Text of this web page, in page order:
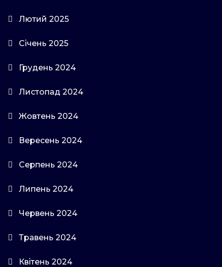
Лютий 2025
Січень 2025
Грудень 2024
Листопад 2024
Жовтень 2024
Вересень 2024
Серпень 2024
Липень 2024
Червень 2024
Травень 2024
Квітень 2024